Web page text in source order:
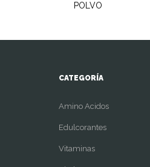
POLVO
CATEGORÍA
Amino Acidos
Edulcorantes
Vitaminas